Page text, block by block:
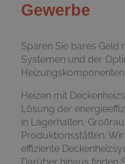
Gewerbe
Sparen Sie bares Geld
Systemen und der
Heizungs­komponenten.
Heizen mit
Lösung der
in Lagerhallen,
Produktionsstätten.
effiziente